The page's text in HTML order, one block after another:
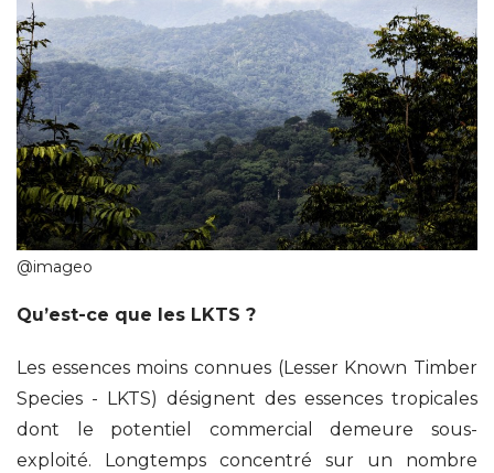
@imageo
Qu’est-ce que les LKTS ?
Les essences moins connues (Lesser Known Timber
Species - LKTS) désignent des essences tropicales
dont le potentiel commercial demeure sous-
exploité. Longtemps concentré sur un nombre